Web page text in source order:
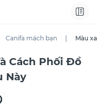
Canifa mách bạn Màu
Cách Phối Đồ
Này